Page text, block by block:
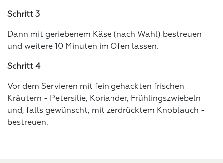
Schritt 3
Dann mit geriebenem Käse (nach Wahl) bestreuen
und weitere 10 Minuten im Ofen lassen.
Schritt 4
Vor dem Servieren mit fein gehackten frischen
Kräutern - Petersilie, Koriander, Frühlingszwiebeln
und, falls gewünscht, mit zerdrücktem Knoblauch -
bestreuen.